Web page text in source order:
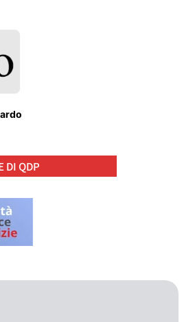
DI QDP